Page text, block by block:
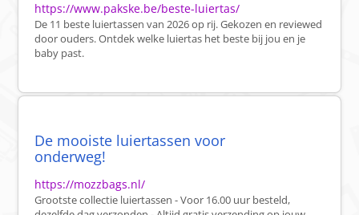
https://www.pakske.be/beste-luiertas/
De 11 beste luiertassen van 2026 op rij. Gekozen en reviewed
door ouders. Ontdek welke luiertas het beste bij jou en je
baby past.
De mooiste luiertassen voor
onderweg!
https://mozzbags.nl/
Grootste collectie luiertassen - Voor 16.00 uur besteld,